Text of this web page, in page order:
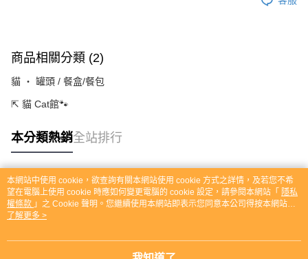
商品相關分類 (2)
貓 ‧ 罐頭 / 餐盒/餐包
⇱ 貓 Cat館🐾
本分類熱銷全站排行
熱門標籤
本網站中使用 cookie，欲查詢有關本網站使用 cookie 方式之詳情，及若您不希
望在電腦上使用 cookie 時應如何變更電腦的 cookie 設定，請參閱本網站「 隱私
權條款 」之 Cookie 聲明。您繼續使用本網站即表示您同意本公司得按本網站使
用條款之 Cookie 聲明使用 cookie。
了解更多 >